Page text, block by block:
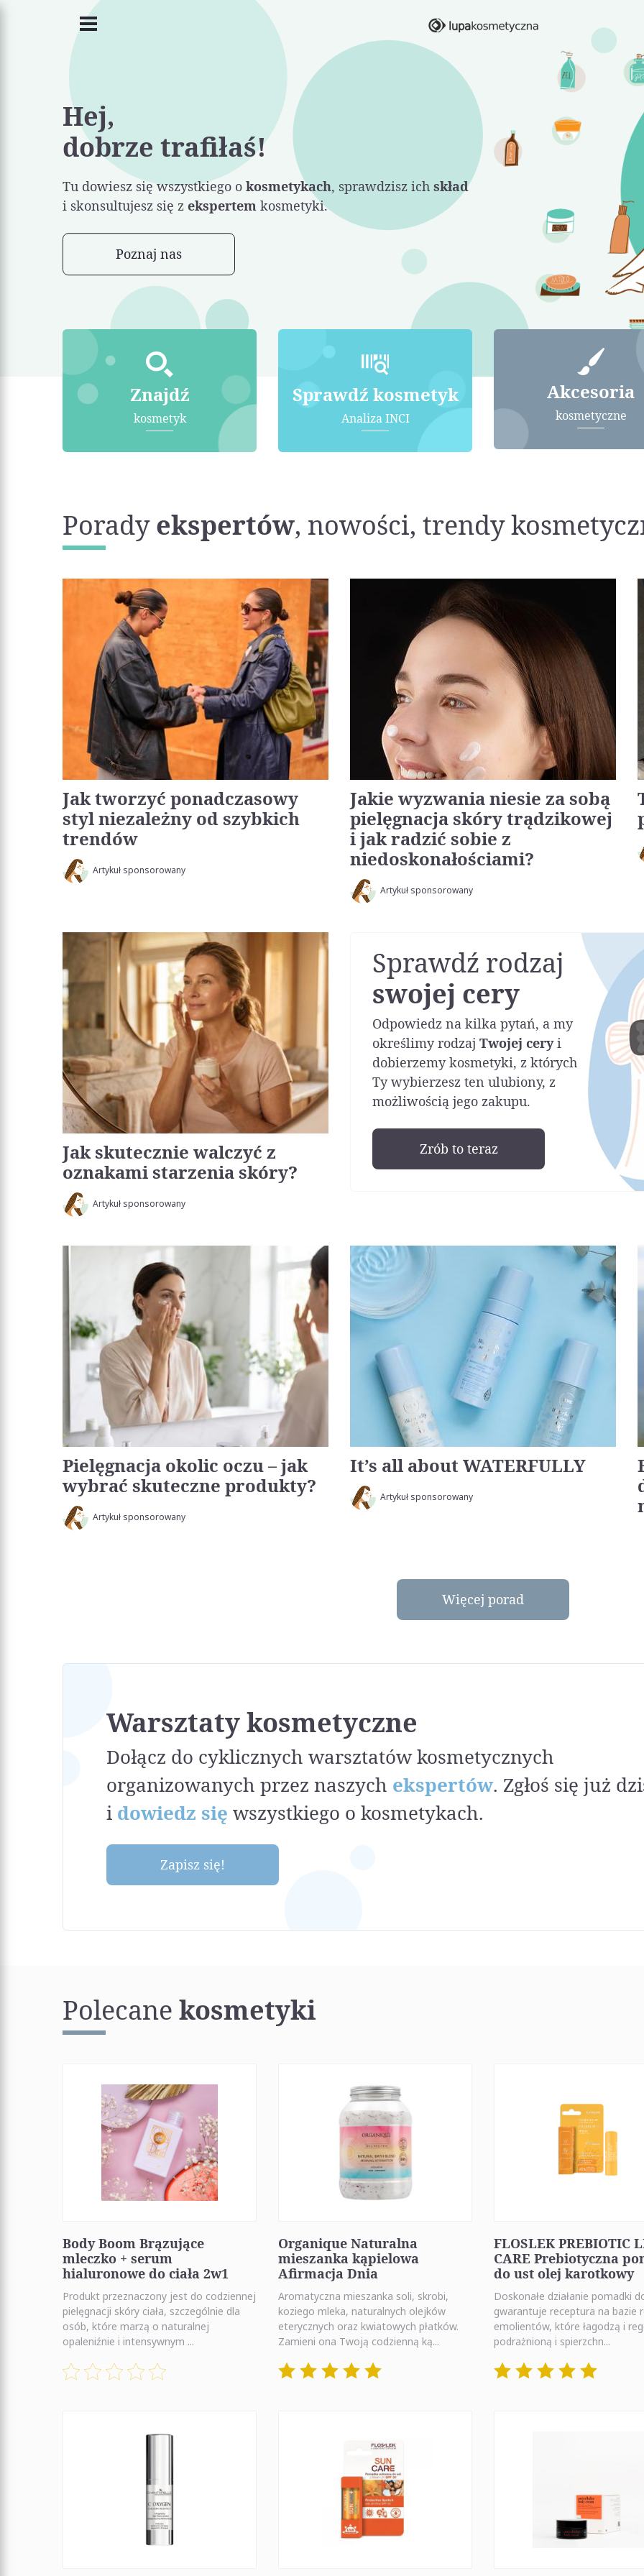
Hej,
dobrze trafiłaś!
Tu dowiesz się wszystkiego o kosmetykach, sprawdzisz ich skład
i skonsultujesz się z ekspertem kosmetyki.
Poznaj nas
Znajdź
kosmetyk
Sprawdź kosmetyk
Analiza INCI
Akcesoria
kosmetyczne
Poradyekspertów, nowości, trendy
Jak tworzyć ponadczasowy
styl niezależny od szybkich
trendów
Artykuł sponsorowany
Jakie wyzwania niesie za sobą
pielęgnacja skóry trądzikowej
i jak radzić sobie z
niedoskonałościami?
Artykuł sponsorowany
Jak skutecznie walczyć z
oznakami starzenia skóry?
Artykuł sponsorowany
Sprawdź rodzaj
swojej cery
Odpowiedz na kilka pytań, a my
określimy rodzaj Twojej ceryi
dobierzemy kosmetyki, z których
Ty wybierzesz ten ulubiony, z
możliwością jego zakupu.
Zrób to teraz
Pielęgnacja okolic oczu – jak
wybrać skuteczne produkty?
Artykuł sponsorowany
It’s all about WATERFULLY
Artykuł sponsorowany
Więcej porad
Warsztaty kosmetyczne
Dołącz do cyklicznych warsztatów kosmetycznych
organizowanych przez naszych ekspertów. Zgłoś się już
i dowiedz się wszystkiego o kosmetykach.
Zapisz się!
Polecane kosmetyki
Body Boom Brązujące
mleczko + serum
hialuronowe do ciała 2w1
Produkt przeznaczony jest do codziennej
pielęgnacji skóry ciała, szczególnie dla
osób, które marzą o naturalnej
opaleniźnie i intensywnym ...
Organique Naturalna
mieszanka kąpielowa
Afirmacja Dnia
Aromatyczna mieszanka soli, skrobi,
koziego mleka, naturalnych olejków
eterycznych oraz kwiatowych płatków.
Zamieni ona Twoją codzienną ką...
FLOSLEK PREBIOTIC
CARE Prebiotyczna
do ust olej karotkowy
Doskonałe działanie pomadki
gwarantuje receptura na bazie
emolientów, które łagodzą i
podrażnioną i spierzchn...